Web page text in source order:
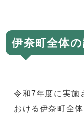
伊奈町全体
令和7年度に実施
おける伊奈町全